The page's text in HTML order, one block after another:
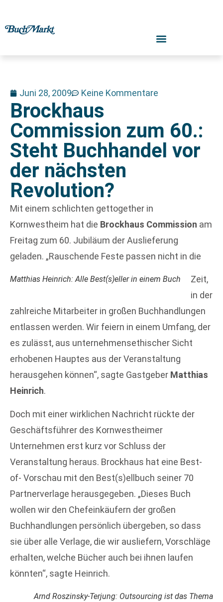
Juni 28, 2009 Keine Kommentare
Brockhaus
Commission zum 60.:
Steht Buchhandel vor
der nächsten
Revolution?
Mit einem schlichten gettogether in
Kornwestheim hat die Brockhaus Commission am
Freitag zum 60. Jubiläum der Auslieferung
geladen. „Rauschende Feste passen nicht in die
Matthias Heinrich: Alle Best(s)eller in einem Buch
Zeit,
in der
zahlreiche Mitarbeiter in großen Buchhandlungen
entlassen werden. Wir feiern in einem Umfang, der
es zulässt, aus unternehmensethischer Sicht
erhobenen Hauptes aus der Veranstaltung
herausgehen können“, sagte Gastgeber Matthias
Heinrich.
Doch mit einer wirklichen Nachricht rückte der
Geschäftsführer des Kornwestheimer
Unternehmen erst kurz vor Schluss der
Veranstaltung heraus. Brockhaus hat eine Best-
of- Vorschau mit den Best(s)ellbuch seiner 70
Partnerverlage herausgegeben. „Dieses Buch
wollen wir den Chefeinkäufern der großen
Buchhandlungen persönlich übergeben, so dass
sie über alle Verlage, die wir ausliefern, Vorschläge
erhalten, welche Bücher auch bei ihnen laufen
könnten“, sagte Heinrich.
Arnd Roszinsky-Terjung: Outsourcing ist das Thema